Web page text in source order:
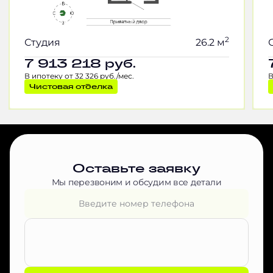
Студия 26.2 м2
7 913 218 руб.
В ипотеку от 32 326 руб./мес.
Чистовая отделка
Оставьте заявку
Мы перезвоним и обсудим все детали